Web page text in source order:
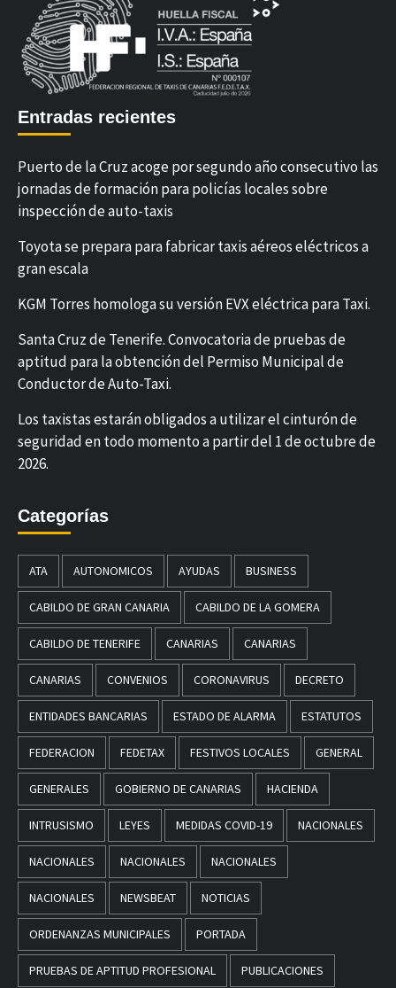
Entradas recientes
Puerto de la Cruz acoge por segundo año consecutivo las
jornadas de formación para policías locales sobre
inspección de auto-taxis
Toyota se prepara para fabricar taxis aéreos eléctricos a
gran escala
KGM Torres homologa su versión EVX eléctrica para Taxi.
Santa Cruz de Tenerife. Convocatoria de pruebas de
aptitud para la obtención del Permiso Municipal de
Conductor de Auto-Taxi.
Los taxistas estarán obligados a utilizar el cinturón de
seguridad en todo momento a partir del 1 de octubre de
2026.
Categorías
ATA AUTONOMICOS AYUDAS BUSINESS
CABILDO DE GRAN CANARIA CABILDO DE LA GOMERA
CABILDO DE TENERIFE CANARIAS CANARIAS
CANARIAS CONVENIOS CORONAVIRUS DECRETO
ENTIDADES BANCARIAS ESTADO DE ALARMA ESTATUTOS
FEDERACION FEDETAX FESTIVOS LOCALES GENERAL
GENERALES GOBIERNO DE CANARIAS HACIENDA
INTRUSISMO LEYES MEDIDAS COVID-19 NACIONALES
NACIONALES NACIONALES NACIONALES
NACIONALES NEWSBEAT NOTICIAS
ORDENANZAS MUNICIPALES PORTADA
PRUEBAS DE APTITUD PROFESIONAL PUBLICACIONES